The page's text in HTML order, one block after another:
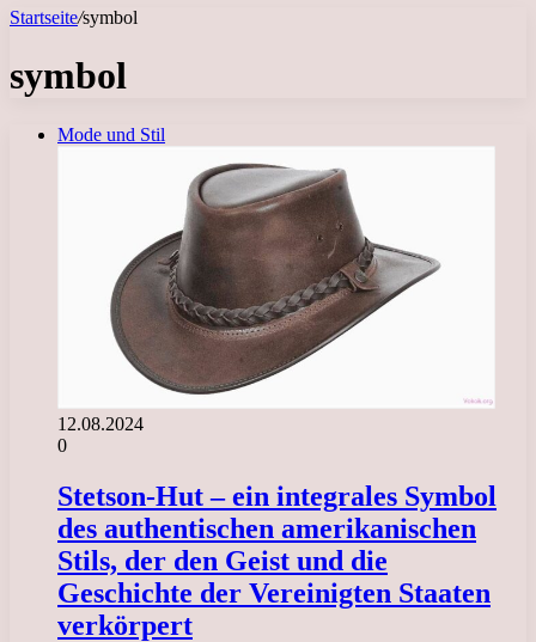
Startseite/symbol
symbol
Mode und Stil
12.08.2024
0
Stetson-Hut – ein integrales Symbol
des authentischen amerikanischen
Stils, der den Geist und die
Geschichte der Vereinigten Staaten
verkörpert